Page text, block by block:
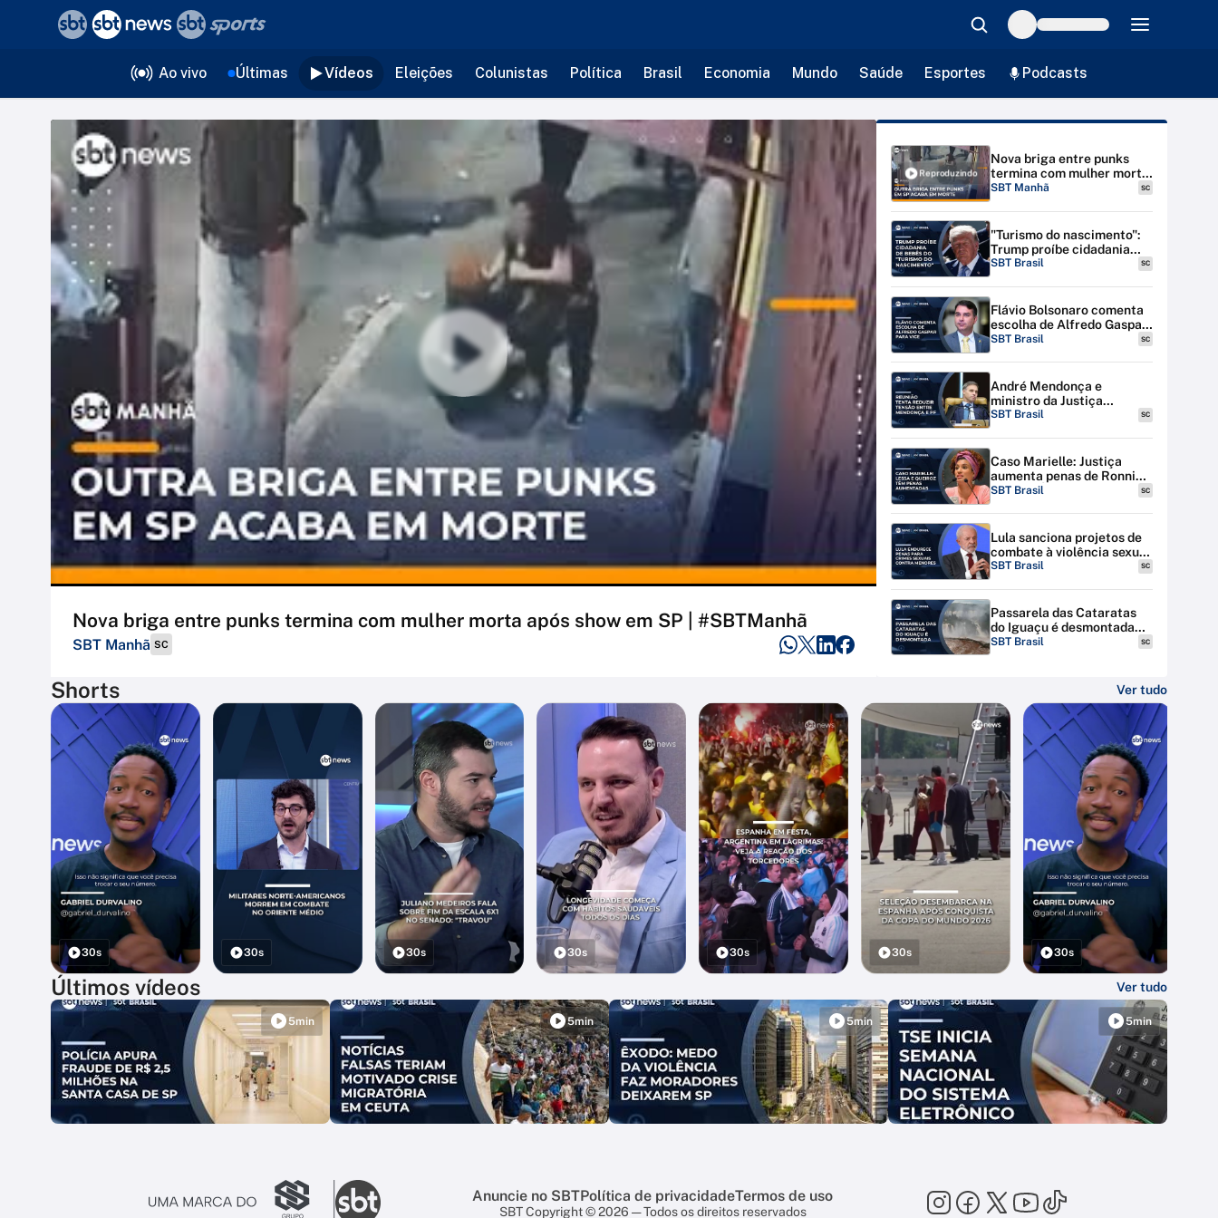
Ao vivo Últimas Vídeos Eleições Colunistas Política Brasil Economia Mundo Saúde Esportes Podcasts
Nova briga entre punks termina com mulher morta após show em SP | #SBTManhã
SBT Manhã SC
Reproduzindo
Nova briga entre punks
termina com mulher morta
após show em SP |
SBT Manhã SC
"Turismo do nascimento":
Trump proíbe cidadania
para bebês de estrangeiras
SBT Brasil SC
Flávio Bolsonaro comenta
escolha de Alfredo Gaspar
para vice-presidente
SBT Brasil SC
André Mendonça e
ministro da Justiça
discutem tensão entre STF
SBT Brasil SC
Caso Marielle: Justiça
aumenta penas de Ronnie
Lessa e Élcio Queiroz
SBT Brasil SC
Lula sanciona projetos de
combate à violência sexual
contra menores na
SBT Brasil SC
Passarela das Cataratas
do Iguaçu é desmontada
por riscos de inundação
SBT Brasil SC
Shorts Ver tudo
30s 30s 30s 30s 30s 30s 30s
Últimos vídeos Ver tudo
5min 5min 5min 5min
Anuncie no SBTPolítica de privacidadeTermos de uso
SBT Copyright © 2026 — Todos os direitos reservados
voltar
Editorias